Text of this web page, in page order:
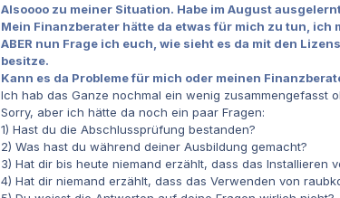
Alsoooo zu meiner Situation. Habe im August
Mein Finanzberater hätte da etwas für mich zu tun, ich
ABER nun Frage ich euch, wie sieht es da mit den
besitze.
Kann es da Probleme für mich oder meinen
Ich hab das Ganze nochmal ein wenig zusammengefasst
Sorry, aber ich hätte da noch ein paar Fragen:
1) Hast du die Abschlussprüfung bestanden?
2) Was hast du während deiner Ausbildung gemacht?
3) Hat dir bis heute niemand erzählt, dass das Installieren
4) Hat dir niemand erzählt, dass das Verwenden von